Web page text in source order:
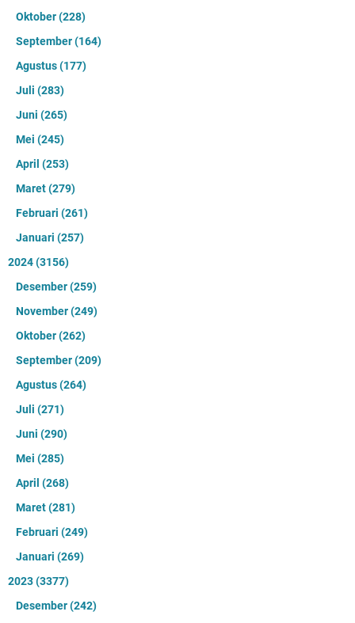
Oktober(228)
September(164)
Agustus(177)
Juli (283)
Juni (265)
Mei (245)
April (253)
Maret(279)
Februari (261)
Januari (257)
2024(3156)
Desember(259)
November(249)
Oktober(262)
September(209)
Agustus(264)
Juli (271)
Juni (290)
Mei (285)
April (268)
Maret(281)
Februari (249)
Januari (269)
2023(3377)
Desember(242)